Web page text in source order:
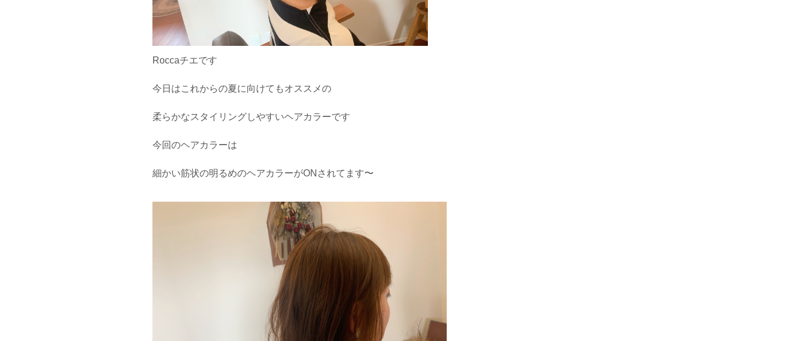
Roccaチエです
今日はこれからの夏に向けてもオススメの
柔らかなスタイリングしやすいヘアカラーです
今回のヘアカラーは
細かい筋状の明るめのヘアカラーがONされてます〜